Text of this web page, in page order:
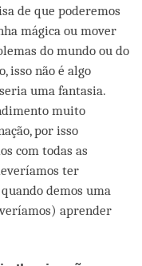
de que poderemos
mágica ou mover
do mundo ou do
isso não é algo
uma fantasia.
muito
por isso
com todas as
ter
demos uma
aprender